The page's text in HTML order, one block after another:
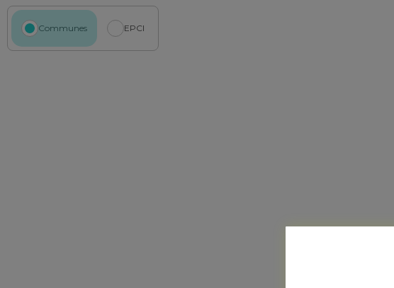
Communes EPCI